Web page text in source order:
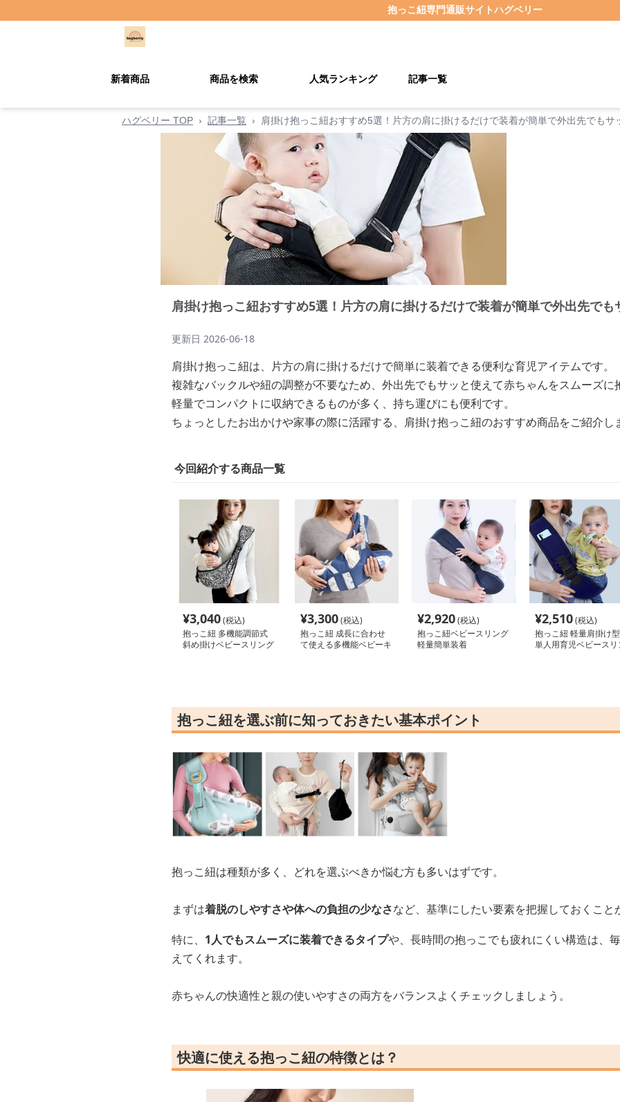
抱っこ紐専門通販サイトハグベリー
新着商品 商品を検索 人気ランキング 記事一覧
ハグベリー TOP › 記事一覧 › 肩掛け抱っこ紐おすすめ5選！片方の肩に掛けるだけで装着が簡単で外出先でもサ
肩掛け抱っこ紐おすすめ5選！片方の肩に掛けるだけで装着が簡単で外出先でも
更新日 2026-06-18
肩掛け抱っこ紐は、片方の肩に掛けるだけで簡単に装着できる便利な育児アイテムです。
複雑なバックルや紐の調整が不要なため、外出先でもサッと使えて赤ちゃんをスムーズに
軽量でコンパクトに収納できるものが多く、持ち運びにも便利です。
ちょっとしたお出かけや家事の際に活躍する、肩掛け抱っこ紐のおすすめ商品をご紹介し
今回紹介する商品一覧
¥3,040(税込)
抱っこ紐 多機能調節式
斜め掛けベビースリング
¥3,300(税込)
抱っこ紐 成長に合わせ
て使える多機能ベビーキ
¥2,920(税込)
抱っこ紐ベビースリング
軽量簡単装着
¥2,510(税込)
抱っこ紐 軽量肩掛け型
単人用育児ベビースリ
抱っこ紐を選ぶ前に知っておきたい基本ポイント
抱っこ紐は種類が多く、どれを選ぶべきか悩む方も多いはずです。
まずは着脱のしやすさや体への負担の少なさなど、基準にしたい要素を把握しておくこと
特に、 1人でもスムーズに装着できるタイプや、長時間の抱っこでも疲れにくい構造は、
えてくれます。
赤ちゃんの快適性と親の使いやすさの両方をバランスよくチェックしましょう。
快適に使える抱っこ紐の特徴とは？